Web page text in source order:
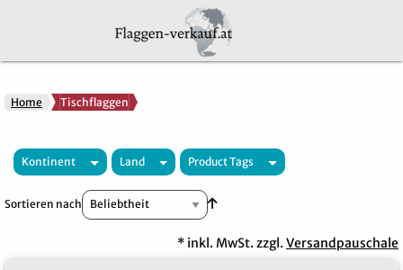
Home Tischflaggen
Kontinent Land Product Tags
Sortieren nach In aufsteigender Reihenfolge
* inkl. MwSt. zzgl. Versandpauschale